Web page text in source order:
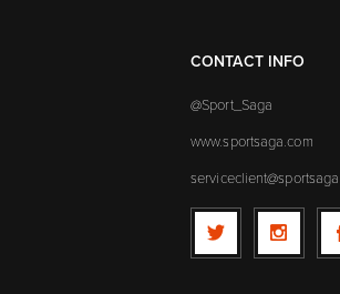
CONTACT INFO
@Sport_Saga
www.sportsaga.com